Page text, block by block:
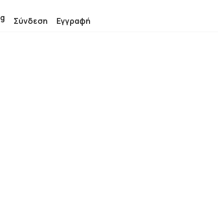
Σύνδεση Εγγραφή